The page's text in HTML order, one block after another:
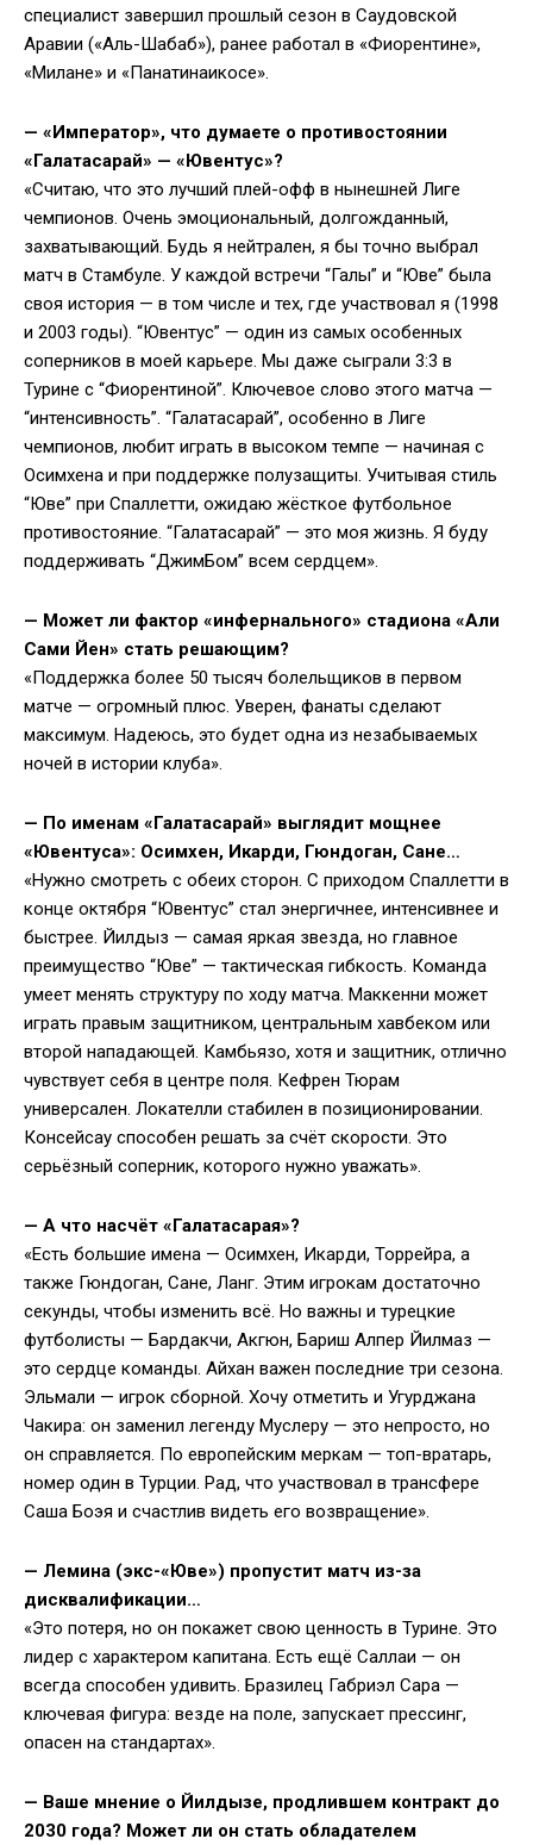
специалист завершил прошлый сезон в Саудовской
Аравии («Аль-Шабаб»), ранее работал в «Фиорентине»,
«Милане» и «Панатинаикосе».
— «Император», что думаете о противостоянии
«Галатасарай» — «Ювентус»?
«Считаю, что это лучший плей-офф в нынешней Лиге
чемпионов. Очень эмоциональный, долгожданный,
захватывающий. Будь я нейтрален, я бы точно выбрал
матч в Стамбуле. У каждой встречи “Галы” и “Юве” была
своя история — в том числе и тех, где участвовал я (1998
и 2003 годы). “Ювентус” — один из самых особенных
соперников в моей карьере. Мы даже сыграли 3:3 в
Турине с “Фиорентиной”. Ключевое слово этого матча —
“интенсивность”. “Галатасарай”, особенно в Лиге
чемпионов, любит играть в высоком темпе — начиная с
Осимхена и при поддержке полузащиты. Учитывая стиль
“Юве” при Спаллетти, ожидаю жёсткое футбольное
противостояние. “Галатасарай” — это моя жизнь. Я буду
поддерживать “ДжимБом” всем сердцем».
— Может ли фактор «инфернального» стадиона «Али
Сами Йен» стать решающим?
«Поддержка более 50 тысяч болельщиков в первом
матче — огромный плюс. Уверен, фанаты сделают
максимум. Надеюсь, это будет одна из незабываемых
ночей в истории клуба».
— По именам «Галатасарай» выглядит мощнее
«Ювентуса»: Осимхен, Икарди, Гюндоган, Сане…
«Нужно смотреть с обеих сторон. С приходом Спаллетти в
конце октября “Ювентус” стал энергичнее, интенсивнее и
быстрее. Йилдыз — самая яркая звезда, но главное
преимущество “Юве” — тактическая гибкость. Команда
умеет менять структуру по ходу матча. Маккенни может
играть правым защитником, центральным хавбеком или
второй нападающей. Камбьязо, хотя и защитник, отлично
чувствует себя в центре поля. Кефрен Тюрам
универсален. Локателли стабилен в позиционировании.
Консейсау способен решать за счёт скорости. Это
серьёзный соперник, которого нужно уважать».
— А что насчёт «Галатасарая»?
«Есть большие имена — Осимхен, Икарди, Торрейра, а
также Гюндоган, Сане, Ланг. Этим игрокам достаточно
секунды, чтобы изменить всё. Но важны и турецкие
футболисты — Бардакчи, Акгюн, Бариш Алпер Йилмаз —
это сердце команды. Айхан важен последние три сезона.
Эльмали — игрок сборной. Хочу отметить и Угурджана
Чакира: он заменил легенду Муслеру — это непросто, но
он справляется. По европейским меркам — топ-вратарь,
номер один в Турции. Рад, что участвовал в трансфере
Саша Боэя и счастлив видеть его возвращение».
— Лемина (экс-«Юве») пропустит матч из-за
дисквалификации…
«Это потеря, но он покажет свою ценность в Турине. Это
лидер с характером капитана. Есть ещё Саллаи — он
всегда способен удивить. Бразилец Габриэл Сара —
ключевая фигура: везде на поле, запускает прессинг,
опасен на стандартах».
— Ваше мнение о Йилдызе, продлившем контракт до
2030 года? Может ли он стать обладателем